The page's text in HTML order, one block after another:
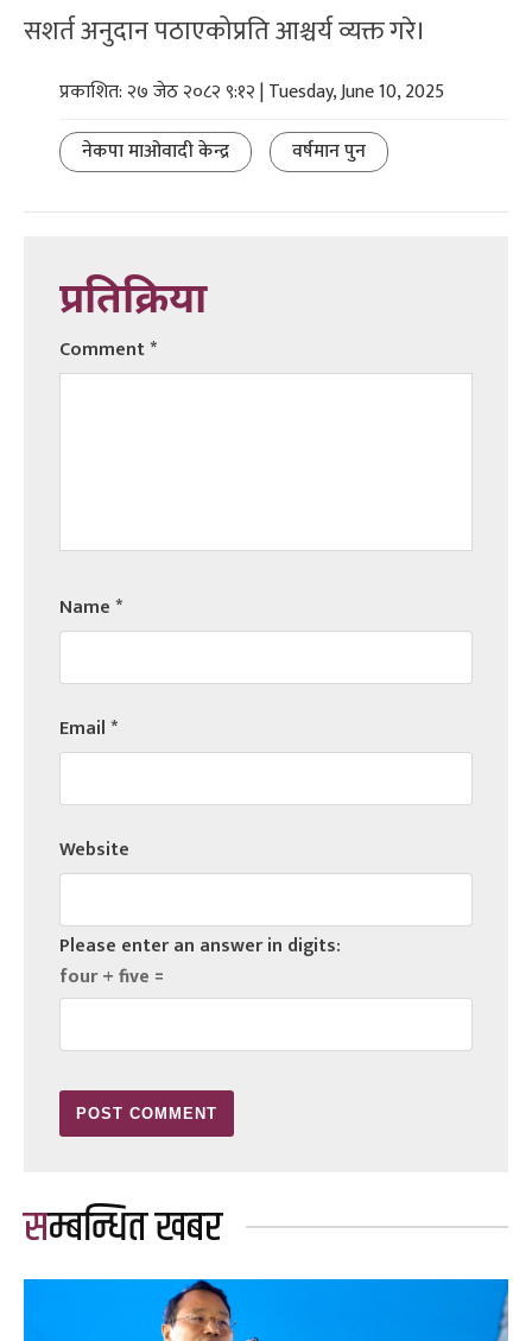
सशर्त अनुदान पठाएकोप्रति आश्चर्य व्यक्त गरे।
प्रकाशित: २७ जेठ २०८२ ९:१२ | Tuesday, June 10, 2025
नेकपा माओवादी केन्द्र
वर्षमान पुन
प्रतिक्रिया
Comment*
Name*
Email*
Website
Please enter an answer in digits:
four + five =
सम्बन्धित खबर